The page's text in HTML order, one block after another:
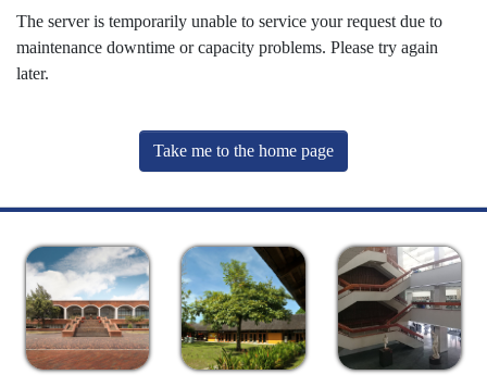
The server is temporarily unable to service your request due to
maintenance downtime or capacity problems. Please try again
later.
Take me to the home page